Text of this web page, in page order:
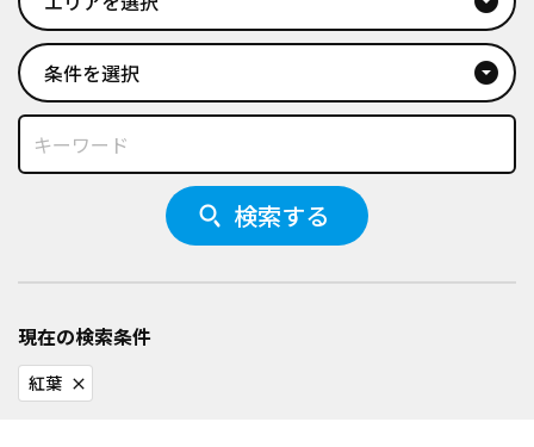
条件を選択 arrow_drop_down_circle
検索する
現在の検索条件
紅葉 close